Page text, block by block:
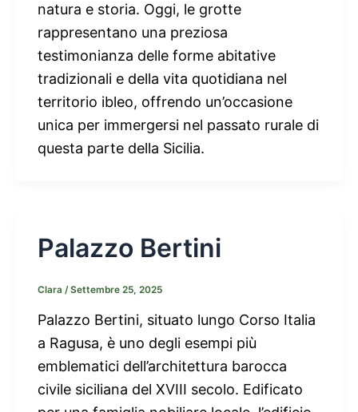
natura e storia. Oggi, le grotte
rappresentano una preziosa
testimonianza delle forme abitative
tradizionali e della vita quotidiana nel
territorio ibleo, offrendo un’occasione
unica per immergersi nel passato rurale di
questa parte della Sicilia.
Palazzo Bertini
Clara /Settembre 25, 2025
Palazzo Bertini, situato lungo Corso Italia
a Ragusa, è uno degli esempi più
emblematici dell’architettura barocca
civile siciliana del XVIII secolo. Edificato